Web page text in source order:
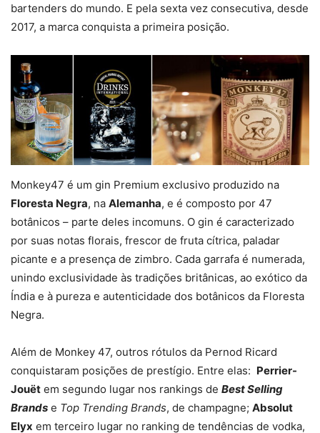
bartenders do mundo. E pela sexta vez consecutiva, desde
2017, a marca conquista a primeira posição.
Monkey47 é um gin Premium exclusivo produzido na
Floresta Negra, na Alemanha, e é composto por 47
botânicos – parte deles incomuns. O gin é caracterizado
por suas notas florais, frescor de fruta cítrica, paladar
picante e a presença de zimbro. Cada garrafa é numerada,
unindo exclusividade às tradições britânicas, ao exótico da
Índia e à pureza e autenticidade dos botânicos da Floresta
Negra.
Além de Monkey 47, outros rótulos da Pernod Ricard
conquistaram posições de prestígio. Entre elas: Perrier-
Jouët em segundo lugar nos rankings de Best Selling
Brands e Top Trending Brands, de champagne; Absolut
Elyx em terceiro lugar no ranking de tendências de vodka,